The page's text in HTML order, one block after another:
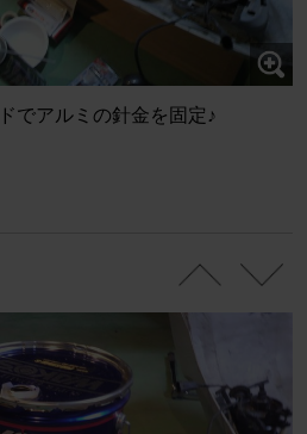
でアルミの針金を固定♪